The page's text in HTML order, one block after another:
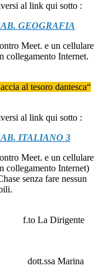
al link qui sotto :
GEOGRAFIA
Meet. e un cellulare
collegamento Internet.
al tesoro dantesca“
al link qui sotto :
ITALIANO 3
Meet. e un cellulare
collegamento Internet)
senza fare nessun